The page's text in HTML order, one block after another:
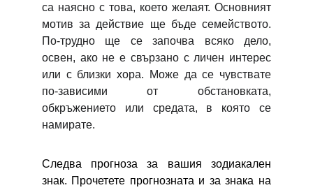
са наясно с това, което желаят. Основният
мотив за действие ще бъде семейството.
По-трудно ще се започва всяко дело,
освен, ако не е свързано с личен интерес
или с близки хора. Може да се чувствате
по-зависими от обстановката,
обкръжението или средата, в която се
намирате.
Следва прогноза за вашия зодиакален
знак. Прочетете прогнозната и за знака на